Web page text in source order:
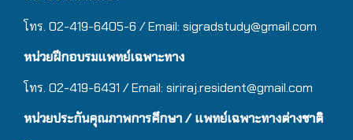
โทร. 02-419-6405-6 / Email: sigradstudy@gmail.com
หน่วยฝึกอบรมแพทย์เฉพาะทาง
โทร. 02-419-6431 / Email: siriraj.resident@gmail.com
หน่วยประกันคุณภาพการศึกษา / แพทย์เฉพาะทางต่างชาติ